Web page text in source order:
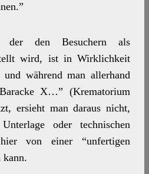
der den Besuchern als
wird, ist in Wirklichkeit
während man allerhand
X…” (Krematorium
ersieht man daraus nicht,
oder technischen
von einer “unfertigen
kann.